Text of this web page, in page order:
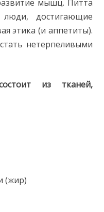
мышц. Питта
достигающие
этика (и аппетиты).
нетерпеливыми
из тканей,
(жир)